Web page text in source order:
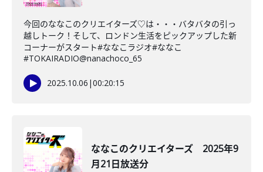
今回のななこのクリエイターズ♡は・・・バタバタの引っ
越しトーク！そして、ロンドン生活をピックアップした新
コーナーがスタート#ななこラジオ#ななこ
#TOKAIRADIO@nanachoco_65
2025.10.06 |00:20:15
ななこのクリエイターズ 2025年9
月21日放送分